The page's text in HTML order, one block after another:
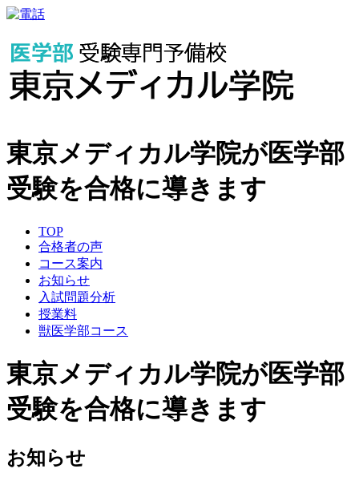
東京メディカル学院が医学部
受験を合格に導きます
TOP
合格者の声
コース案内
お知らせ
入試問題分析
授業料
獣医学部コース
東京メディカル学院が医学部
受験を合格に導きます
お知らせ